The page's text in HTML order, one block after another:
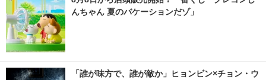
んちゃん 夏のバケーションだゾ」
「誰が味方で、誰が敵か」ヒョンビン×チョン・ウ